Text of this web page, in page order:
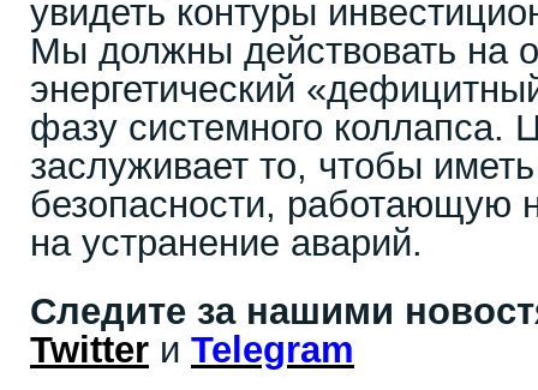
увидеть контуры
Мы должны действовать на
энергетический
фазу системного коллапса.
заслуживает то, чтобы
безопасности, работающую
на устранение аварий.
Следите за нашими
Twitter и Telegram